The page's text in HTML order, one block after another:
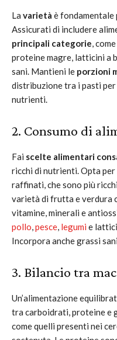
La varietà è fondamentale
Assicurati di includere
principali categorie,
proteine magre, latticini a
sani. Mantieni le porzioni
distribuzione tra i pasti
nutrienti.
2. Consumo di
Fai scelte alimentari
ricchi di nutrienti. Opta
raffinati, che sono più
varietà di frutta e verdura
vitamine, minerali e
pollo,pesce, legumi e
Incorpora anche grassi
3. Bilancio tra
Un’alimentazione
tra carboidrati, proteine e
come quelli presenti nei